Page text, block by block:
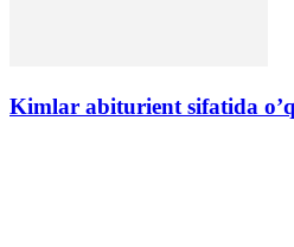
Kimlar abiturient sifatida